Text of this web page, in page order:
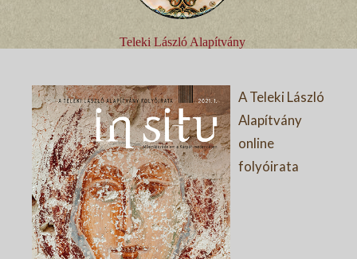
Teleki László Alapítvány
A Teleki László
Alapítvány
online
folyóirata